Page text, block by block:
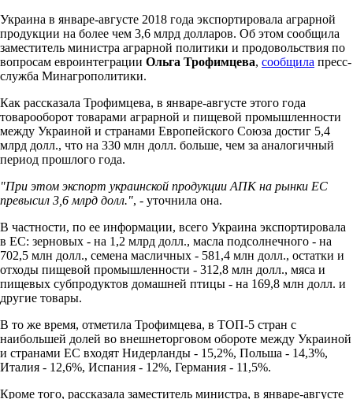
Украина в январе-августе 2018 года экспортировала аграрной
продукции на более чем 3,6 млрд долларов. Об этом сообщила
заместитель министра аграрной политики и продовольствия по
вопросам евроинтеграции Ольга Трофимцева, сообщила пресс-
служба Минагрополитики.
Как рассказала Трофимцева, в январе-августе этого года
товарооборот товарами аграрной и пищевой промышленности
между Украиной и странами Европейского Союза достиг 5,4
млрд долл., что на 330 млн долл. больше, чем за аналогичный
период прошлого года.
"При этом экспорт украинской продукции АПК на рынки ЕС
превысил 3,6 млрд долл.", - уточнила она.
В частности, по ее информации, всего Украина экспортировала
в ЕС: зерновых - на 1,2 млрд долл., масла подсолнечного - на
702,5 млн долл., семена масличных - 581,4 млн долл., остатки и
отходы пищевой промышленности - 312,8 млн долл., мяса и
пищевых субпродуктов домашней птицы - на 169,8 млн долл. и
другие товары.
В то же время, отметила Трофимцева, в ТОП-5 стран с
наибольшей долей во внешнеторговом обороте между Украиной
и странами ЕС входят Нидерланды - 15,2%, Польша - 14,3%,
Италия - 12,6%, Испания - 12%, Германия - 11,5%.
Кроме того, рассказала заместитель министра, в январе-августе